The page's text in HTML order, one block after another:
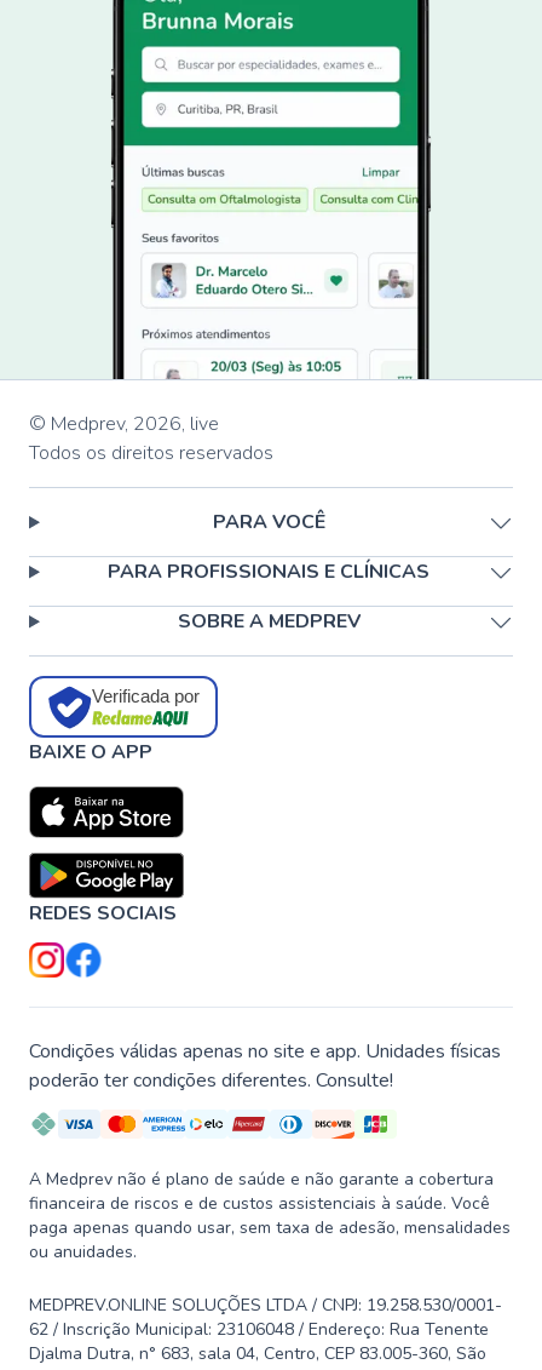
© Medprev, 2026, live
Todos os direitos reservados
PARA VOCÊ
PARA PROFISSIONAIS E CLÍNICAS
SOBRE A MEDPREV
Verificada por
BAIXE O APP
REDES SOCIAIS
Condições válidas apenas no site e app. Unidades físicas
poderão ter condições diferentes. Consulte!
A Medprev não é plano de saúde e não garante a cobertura
financeira de riscos e de custos assistenciais à saúde. Você
paga apenas quando usar, sem taxa de adesão, mensalidades
ou anuidades.
MEDPREV.ONLINE SOLUÇÕES LTDA / CNPJ: 19.258.530/0001-
62 / Inscrição Municipal: 23106048 / Endereço: Rua Tenente
Djalma Dutra, n° 683, sala 04, Centro, CEP 83.005-360, São